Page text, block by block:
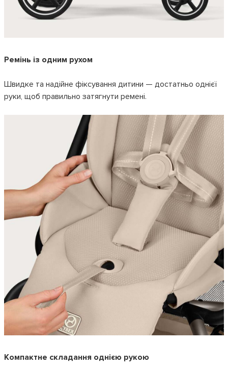
Ремінь із одним рухом
Швидке та надійне фіксування дитини — достатньо однієї
руки, щоб правильно затягнути ремені.
Компактне складання однією рукою